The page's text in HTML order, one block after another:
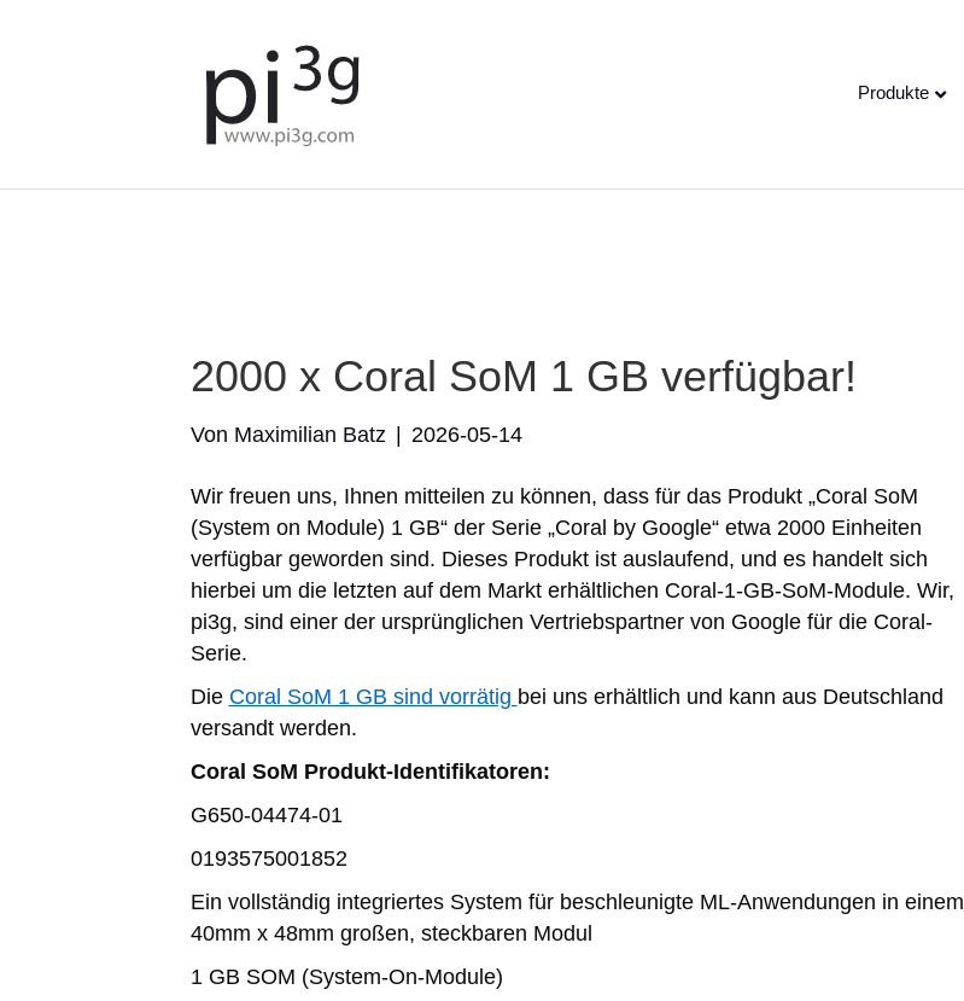
We've detected you might be speaking a different
language. Do you want to change to:
Produkte
2000 x Coral SoM 1 GB verfügbar!
Von Maximilian Batz 2026-05-14
Wir freuen uns, Ihnen mitteilen zu können, dass für das Produkt „Coral SoM
(System on Module) 1 GB“ der Serie „Coral by Google“ etwa 2000 Einheiten
verfügbar geworden sind. Dieses Produkt ist auslaufend, und es handelt sich
hierbei um die letzten auf dem Markt erhältlichen Coral-1-GB-SoM-Module. Wir,
pi3g, sind einer der ursprünglichen Vertriebspartner von Google für die Coral-
Serie.
Die Coral SoM 1 GB sind vorrätig bei uns erhältlich und kann aus Deutschland
versandt werden.
Coral SoM Produkt-Identifikatoren:
G650-04474-01
0193575001852
Ein vollständig integriertes System für beschleunigte ML-Anwendungen in einem
40mm x 48mm großen, steckbaren Modul
1 GB SOM (System-On-Module)